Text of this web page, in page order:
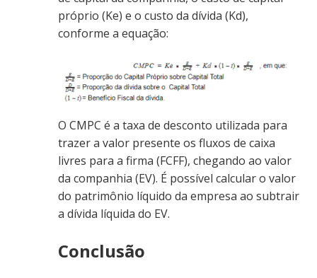
próprio (Ke) e o custo da dívida (Kd),
conforme a equação:
O CMPC é a taxa de desconto utilizada para
trazer a valor presente os fluxos de caixa
livres para a firma (FCFF), chegando ao valor
da companhia (EV). É possível calcular o valor
do patrimônio líquido da empresa ao subtrair
a dívida líquida do EV.
Conclusão